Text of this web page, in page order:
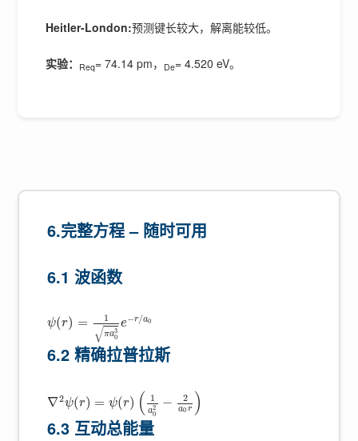
Heitler-London:预测键长较大，解离能较低。
实验： Req= 74.14 pm， De= 4.520 eV。
6.完整方程 – 随时可用
6.1 波函数
ψ(r) = 1
πa3
0
√
e−r/a0
6.2 精确拉普拉斯
∇2ψ(r) = ψ(r) ( 1
a2
0
− 2
a0 r )
6.3 互动总能量